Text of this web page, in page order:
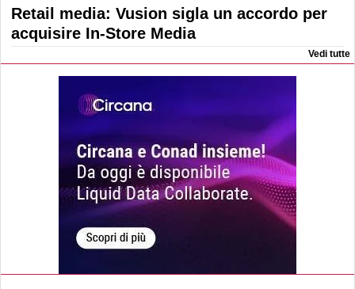
Retail media: Vusion sigla un accordo per
acquisire In-Store Media
Vedi tutte